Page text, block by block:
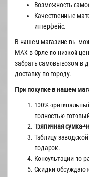
Возможность
Качественные
интерфейс.
В нашем магазине вы
MAX в Орле по низкой
забрать самовывозом в
доставку по городу.
При покупке в нашем
100%
полностью
Тряпичная сумка-
Таблицу
подарок.
Консультации по
Скидки